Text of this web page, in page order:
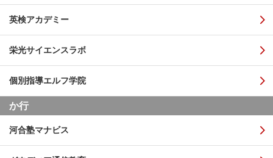
英検アカデミー
栄光サイエンスラボ
個別指導エルフ学院
か行
河合塾マナビス